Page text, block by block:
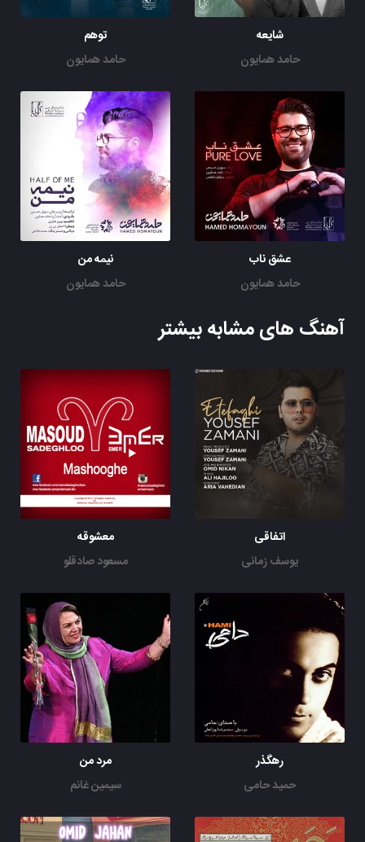
شایعه
حامد همایون
توهم
حامد همایون
عشق ناب
حامد همایون
نیمه من
حامد همایون
آهنگ های مشابه بیشتر
اتفاقی
یوسف زمانی
معشوقه
مسعود صادقلو
رهگذر
حمید حامی
مرد من
سیمین غانم